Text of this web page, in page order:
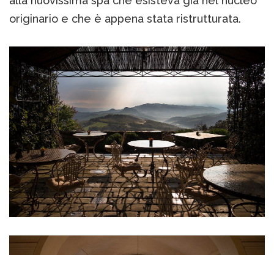
originario e che è appena stata ristrutturata.